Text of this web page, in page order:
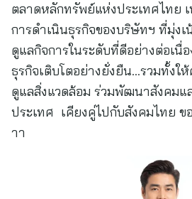
ตลาดหลักทรัพย์แห่งประเทศไทย
การดำเนินธุรกิจของบริษัทฯ ที่มุ่ง
ดูแลกิจการในระดับที่ดีอย่างต่อเนื่
ธุรกิจเติบโตอย่างยั่งยืน…รวมทั้งใ
ดูแลสิ่งแวดล้อม ร่วมพัฒนาสังคมแ
ประเทศ เคียงคู่ไปกับสังคมไทย ข
าา